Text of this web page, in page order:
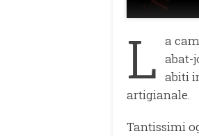
L a
abat-
abiti
artigianale.
Tantissimi